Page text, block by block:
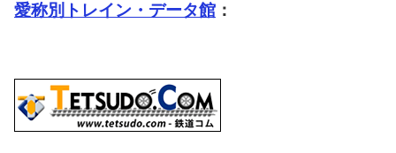
愛称別トレイン・データ館 ：